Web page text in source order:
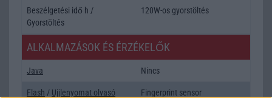
Beszélgetési idő h /
Gyorstöltés
120W-os gyorstöltés
ALKALMAZÁSOK ÉS ÉRZÉKELŐK
Java Nincs
Flash / Ujjlenyomat olvasó Fingerprint sensor